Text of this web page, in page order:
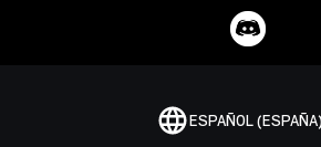
ESPAÑOL (ESPAÑA)